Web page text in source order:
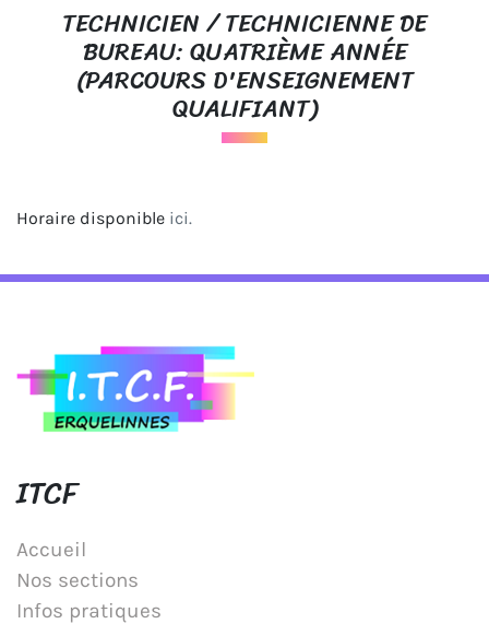
TECHNICIEN / TECHNICIENNE DE
BUREAU: QUATRIÈME ANNÉE
(PARCOURS D'ENSEIGNEMENT
QUALIFIANT)
Horaire disponible ici.
ITCF
Accueil
Nos sections
Infos pratiques